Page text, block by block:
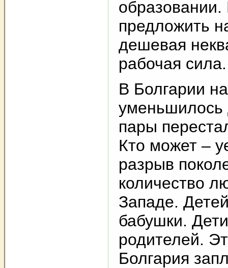
предложить
дешевая
рабочая сила.
В Болгарии
пары
Кто может –
разрыв
количество
Западе.
бабушки.
родителей.
Болгария